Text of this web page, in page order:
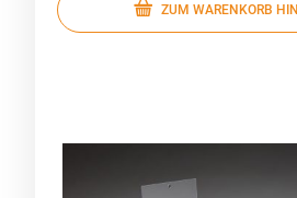
ZUM WARENKORB